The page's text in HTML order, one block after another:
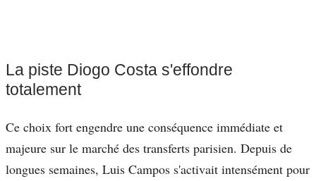
La piste Diogo Costa s'effondre
totalement
Ce choix fort engendre une conséquence immédiate et
majeure sur le marché des transferts parisien. Depuis de
longues semaines, Luis Campos s'activait intensément pour